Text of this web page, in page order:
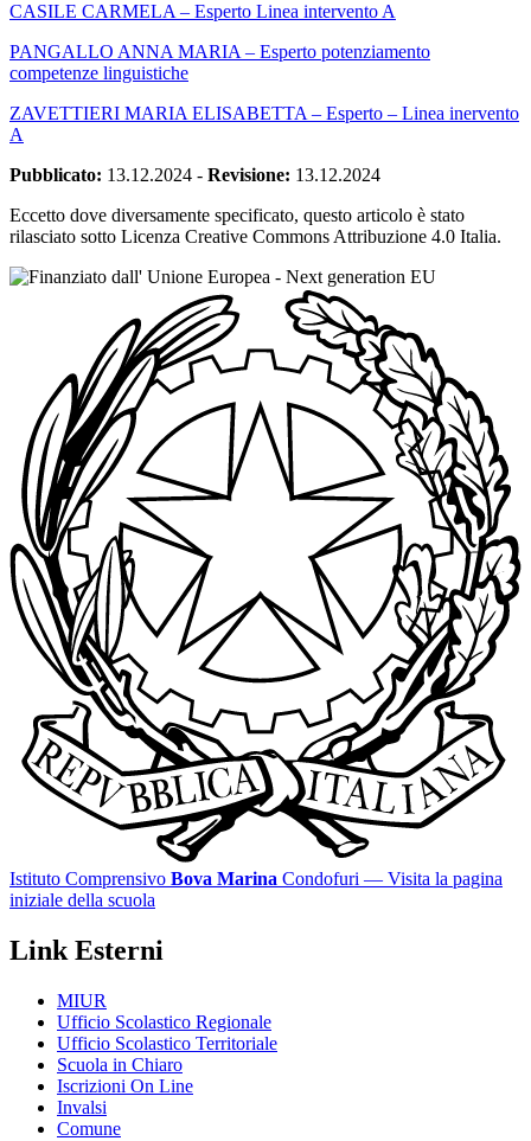
CASILE CARMELA – Esperto Linea intervento A
PANGALLO ANNA MARIA – Esperto potenziamento
competenze linguistiche
ZAVETTIERI MARIA ELISABETTA – Esperto – Linea inervento
A
Pubblicato: 13.12.2024 - Revisione: 13.12.2024
Eccetto dove diversamente specificato, questo articolo è stato
rilasciato sotto Licenza Creative Commons Attribuzione 4.0 Italia.
Istituto Comprensivo Bova Marina Condofuri — Visita la pagina
iniziale della scuola
Link Esterni
MIUR
Ufficio Scolastico Regionale
Ufficio Scolastico Territoriale
Scuola in Chiaro
Iscrizioni On Line
Invalsi
Comune